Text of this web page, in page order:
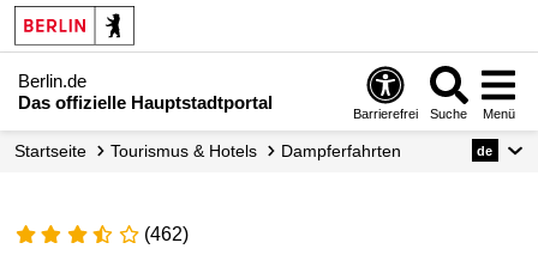
Berlin.de
Das offizielle Hauptstadtportal
Barrierefrei Suche Menü
Startseite Tourismus & Hotels Dampferfahrten de
(462)